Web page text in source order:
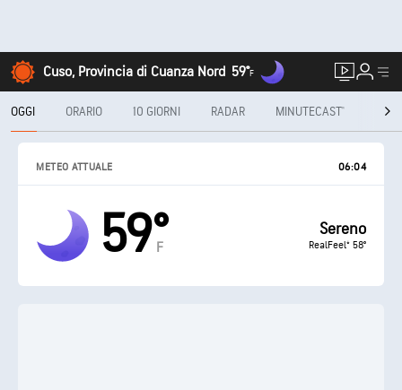
Cuso, Provincia di Cuanza Nord 59°F
OGGI ORARIO 10 GIORNI RADAR MINUTECAST®
METEO ATTUALE 06:04
59°
F
Sereno
RealFeel® 58°